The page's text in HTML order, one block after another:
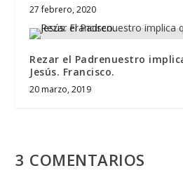
27 febrero, 2020
Rezar el Padrenuestro
Jesús. Francisco.
20 marzo, 2019
3 COMENTARIOS